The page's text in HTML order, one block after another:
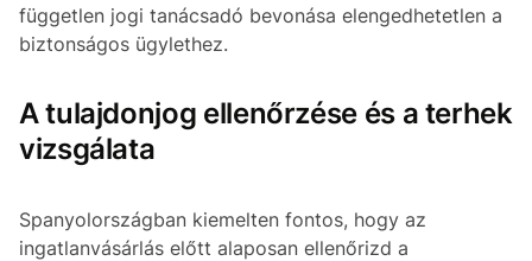
független jogi tanácsadó bevonása elengedhetetlen a
biztonságos ügylethez.
A tulajdonjog ellenőrzése és a terhek
vizsgálata
Spanyolországban kiemelten fontos, hogy az
ingatlanvásárlás előtt alaposan ellenőrizd a